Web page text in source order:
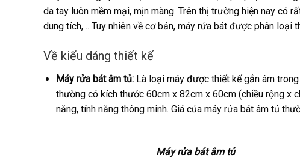
da tay luôn mềm mại, mịn màng. Trên thị trường hiện nay có
dung tích,… Tuy nhiên về cơ bản, máy rửa bát được phân loại
Về kiểu dáng thiết kế
Máy rửa bát âm tủ:Là loại máy được thiết kế gắn âm
thường có kích thước 60cm x 82cm x 60cm (chiều rộng x
năng, tính năng thông minh. Giá của máy rửa bát âm tủ
Máy rửa bát âm tủ